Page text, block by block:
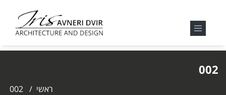
002
ראשי /
002